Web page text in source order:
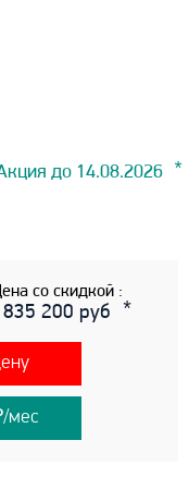
до 14.08.2026
со скидкой :
835 200 руб
мес